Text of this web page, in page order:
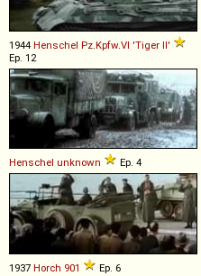
1944 Henschel Pz Kpfw.VI 'Tiger II'
Ep. 12
Henschel unknown Ep. 4
1937 Horch 901 Ep. 6